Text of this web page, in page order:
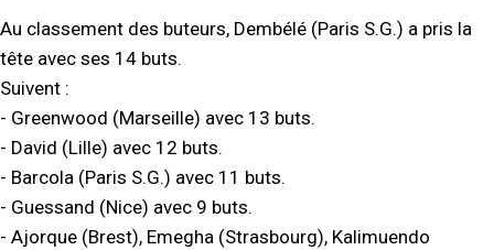
Au classement des buteurs, Dembélé (Paris S.G.) a pris la
tête avec ses 14 buts.
Suivent :
- Greenwood (Marseille) avec 13 buts.
- David (Lille) avec 12 buts.
- Barcola (Paris S.G.) avec 11 buts.
- Guessand (Nice) avec 9 buts.
- Ajorque (Brest), Emegha (Strasbourg), Kalimuendo